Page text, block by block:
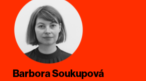
Barbora Soukupová